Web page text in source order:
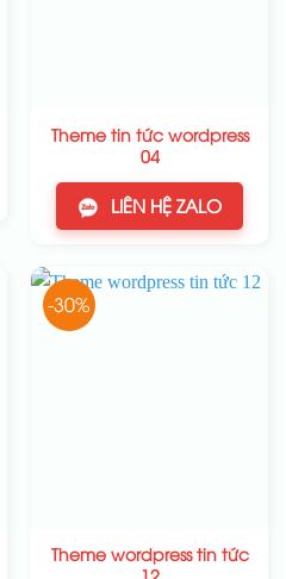
Theme tin tức wordpress
04
LIÊN HỆ ZALO
-30%
Theme wordpress tin tức